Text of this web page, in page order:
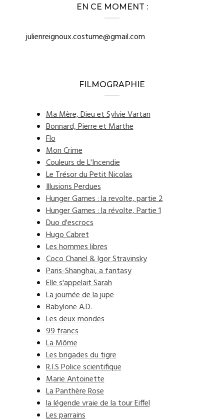
EN CE MOMENT :
julienreignoux.costume@gmail.com
FILMOGRAPHIE
Ma Mère, Dieu et Sylvie Vartan
Bonnard, Pierre et Marthe
Flo
Mon Crime
Couleurs de L'Incendie
Le Trésor du Petit Nicolas
Illusions Perdues
Hunger Games : la revolte, partie 2
Hunger Games : la révolte, Partie 1
Duo d'escrocs
Hugo Cabret
Les hommes libres
Coco Chanel & Igor Stravinsky
Paris-Shanghai, a fantasy
Elle s'appelait Sarah
La journée de la jupe
Babylone A.D.
Les deux mondes
99 francs
La Môme
Les brigades du tigre
R.I.S Police scientifique
Marie Antoinette
La Panthère Rose
la légende vraie de la tour Eiffel
Les parrains